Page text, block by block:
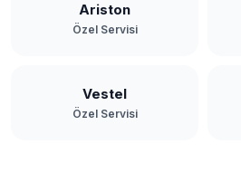
Ariston
Özel Servisi
Vestel
Özel Servisi